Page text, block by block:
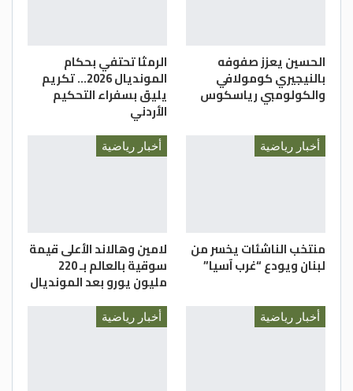
الحسين يعزز صفوفه
بالنيجيري كومولافي
والكولومبي رياسكوس
الرمثا تحتفي بحكام
المونديال 2026… تكريم
يليق بسفراء التحكيم
الأردني
أخبار رياضية
منتخب الناشئات يخسر من
لبنان ويودع “غرب آسيا”
أخبار رياضية
لامين وهالاند الأعلى قيمة
سوقية بالعالم بـ 220
مليون يورو بعد المونديال
أخبار رياضية أخبار رياضية